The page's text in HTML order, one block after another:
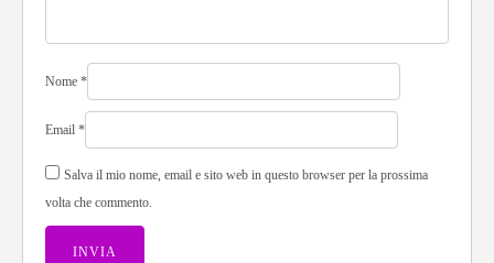
Nome *
Email *
Salva il mio nome, email e sito web in questo browser per la prossima
volta che commento.